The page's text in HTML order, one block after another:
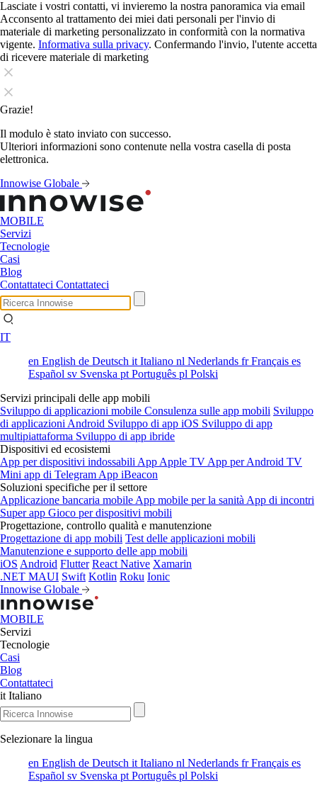
Lasciate i vostri contatti, vi invieremo la nostra panoramica via email
Acconsento al trattamento dei miei dati personali per l'invio di
materiale di marketing personalizzato in conformità con la normativa
vigente. Informativa sulla privacy. Confermando l'invio, l'utente accetta
di ricevere materiale di marketing
Grazie!
Il modulo è stato inviato con successo.
Ulteriori informazioni sono contenute nella vostra casella di posta
elettronica.
Innowise Globale
MOBILE
Servizi
Tecnologie
Casi
Blog
Contattateci Contattateci
IT
en English de Deutsch it Italiano nl Nederlands frFrançais es
Español sv Svenska pt Português pl Polski
Servizi principali delle app mobili
Sviluppo di applicazioni mobile Consulenza sulle app mobili Sviluppo
di applicazioni Android Sviluppo di app iOS Sviluppo di app
multipiattaforma Sviluppo di app ibride
Dispositivi ed ecosistemi
App per dispositivi indossabili App Apple TV App per Android TV
Mini app di Telegram App iBeacon
Soluzioni specifiche per il settore
Applicazione bancaria mobile App mobile per la sanità App di incontri
Super app Gioco per dispositivi mobili
Progettazione, controllo qualità e manutenzione
Progettazione di app mobili Test delle applicazioni mobili
Manutenzione e supporto delle app mobili
iOS Android Flutter React Native Xamarin
.NET MAUI Swift Kotlin Roku Ionic
Innowise Globale
MOBILE
Servizi
Tecnologie
Casi
Blog
Contattateci
it Italiano
Selezionare la lingua
en English de Deutsch it Italiano nl Nederlands frFrançais es
Español sv Svenska pt Português pl Polski